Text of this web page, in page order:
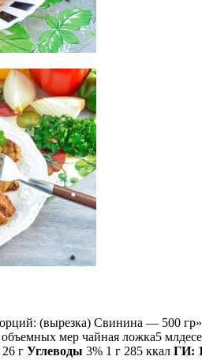
(вырезка) Свинина — 500
мер чайная ложка5
г Углеводы 3% 1 г 285 ккал ГИ: